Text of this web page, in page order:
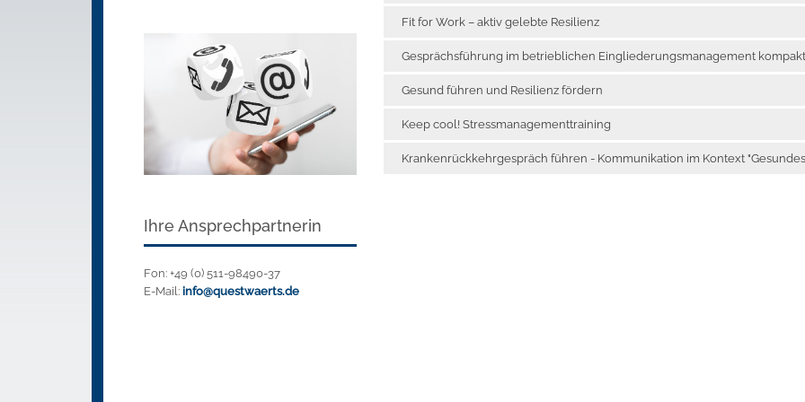
Ihre Ansprechpartnerin
Fon: +49 (0) 511-98490-37
E-Mail: info@questwaerts.de
Fit for Work – aktiv gelebte Resilienz
Gesprächsführung im betrieblichen Eingliederungsmanagement kompakt
Gesund führen und Resilienz fördern
Keep cool! Stressmanagementtraining
Krankenrückkehrgespräch führen - Kommunikation im Kontext